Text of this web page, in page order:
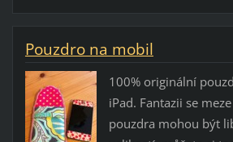
Pouzdro na mobil
100% originální
iPad. Fantazii se
pouzdra mohou být